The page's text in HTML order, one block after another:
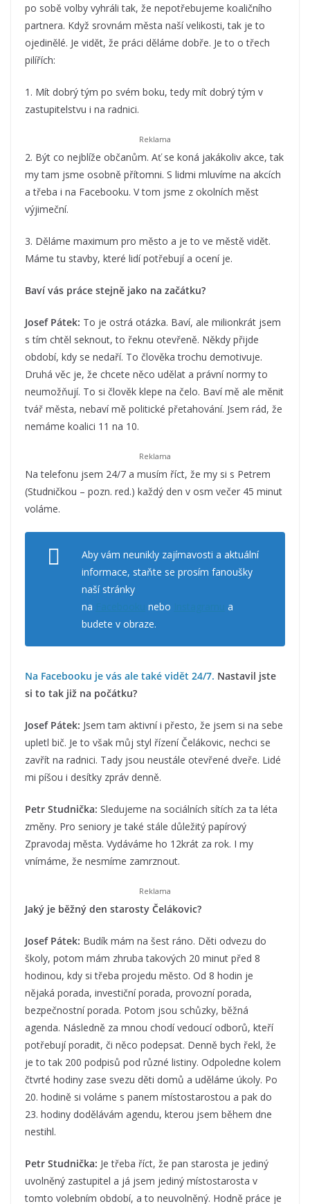
po sobě volby vyhráli tak, že nepotřebujeme koaličního
partnera. Když srovnám města naší velikosti, tak je to
ojedinělé. Je vidět, že práci děláme dobře. Je to o třech
pilířích:
1. Mít dobrý tým po svém boku, tedy mít dobrý tým v
zastupitelstvu i na radnici.
2. Být co nejblíže občanům. Ať se koná jakákoliv akce, tak
my tam jsme osobně přítomni. S lidmi mluvíme na akcích
a třeba i na Facebooku. V tom jsme z okolních měst
výjimeční.
3. Děláme maximum pro město a je to ve městě vidět.
Máme tu stavby, které lidí potřebují a ocení je.
Baví vás práce stejně jako na začátku?
Josef Pátek: To je ostrá otázka. Baví, ale milionkrát jsem
s tím chtěl seknout, to řeknu otevřeně. Někdy přijde
období, kdy se nedaří. To člověka trochu demotivuje.
Druhá věc je, že chcete něco udělat a právní normy to
neumožňují. To si člověk klepe na čelo. Baví mě ale měnit
tvář města, nebaví mě politické přetahování. Jsem rád, že
nemáme koalici 11 na 10.
Na telefonu jsem 24/7 a musím říct, že my si s Petrem
(Studničkou – pozn. red.) každý den v osm večer 45 minut
voláme.
Aby vám neunikly zajímavosti a aktuální
informace, staňte se prosím fanoušky
naší stránky
na
nebo
a
budete v obraze.
Na Facebooku je vás ale také vidět 24/7. Nastavil jste
si to tak již na počátku?
Josef Pátek: Jsem tam aktivní i přesto, že jsem si na sebe
upletl bič. Je to však můj styl řízení Čelákovic, nechci se
zavřít na radnici. Tady jsou neustále otevřené dveře. Lidé
mi píšou i desítky zpráv denně.
Petr Studnička: Sledujeme na sociálních sítích za ta léta
změny. Pro seniory je také stále důležitý papírový
Zpravodaj města. Vydáváme ho 12krát za rok. I my
vnímáme, že nesmíme zamrznout.
Jaký je běžný den starosty Čelákovic?
Josef Pátek: Budík mám na šest ráno. Děti odvezu do
školy, potom mám zhruba takových 20 minut před 8
hodinou, kdy si třeba projedu město. Od 8 hodin je
nějaká porada, investiční porada, provozní porada,
bezpečnostní porada. Potom jsou schůzky, běžná
agenda. Následně za mnou chodí vedoucí odborů, kteří
potřebují poradit, či něco podepsat. Denně bych řekl, že
je to tak 200 podpisů pod různé listiny. Odpoledne kolem
čtvrté hodiny zase svezu děti domů a uděláme úkoly. Po
20. hodině si voláme s panem místostarostou a pak do
23. hodiny dodělávám agendu, kterou jsem během dne
nestihl.
Petr Studnička: Je třeba říct, že pan starosta je jediný
uvolněný zastupitel a já jsem jediný místostarosta v
tomto volebním období, a to neuvolněný. Hodně práce je